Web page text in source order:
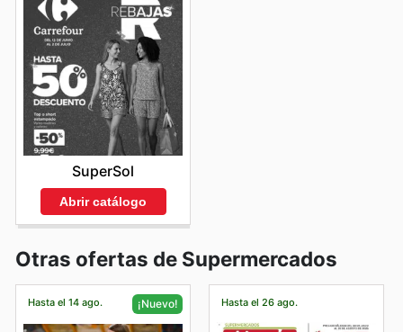
SuperSol
Abrir catálogo
Otras ofertas de Supermercados
Hasta el 14 ago. ¡Nuevo! Hasta el 26 ago.